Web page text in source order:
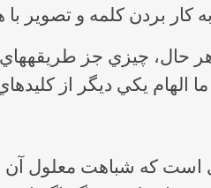
ما الهام يكي ديگر از